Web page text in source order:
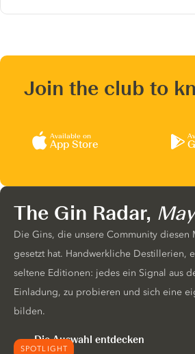
Join the club to
Available on
App Store
SPOTLIGHT
The Gin Radar,
Die Gins, die unsere Community diesen
gesetzt hat. Handwerkliche Destillerien,
seltene Editionen: jedes ein Signal aus
Einladung, zu probieren und sich eine
bilden.
Die Auswahl entdecken